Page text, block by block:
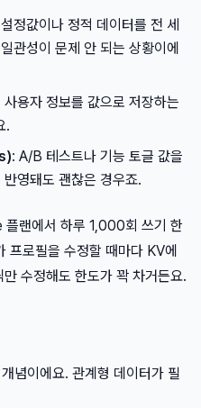
정값이나 정적 데이터를 전 세
관성이 문제 안 되는 상황이에
사용자 정보를 값으로 저장하는
.
: A/B 테스트나 기능 토글 값을
영돼도 괜찮은 경우죠.
랜에서 하루 1,000회 쓰기 한
프로필을 수정할 때마다 KV에
수정해도 한도가 꽉 차거든요.
념이에요. 관계형 데이터가 필